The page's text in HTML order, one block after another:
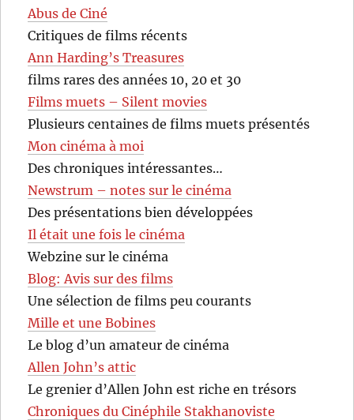
Abus de Ciné
Critiques de films récents
Ann Harding’s Treasures
films rares des années 10, 20 et 30
Films muets – Silent movies
Plusieurs centaines de films muets présentés
Mon cinéma à moi
Des chroniques intéressantes…
Newstrum – notes sur le cinéma
Des présentations bien développées
Il était une fois le cinéma
Webzine sur le cinéma
Blog: Avis sur des films
Une sélection de films peu courants
Mille et une Bobines
Le blog d’un amateur de cinéma
Allen John’s attic
Le grenier d’Allen John est riche en trésors
Chroniques du Cinéphile Stakhanoviste